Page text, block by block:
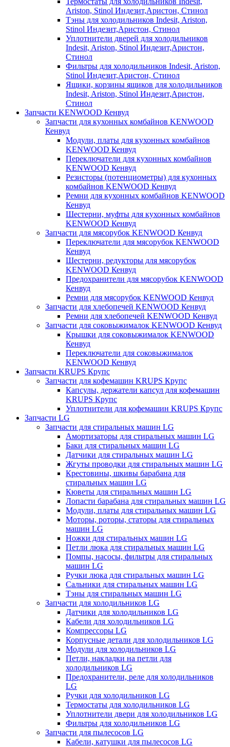
Ariston, Stinol Индезит,Аристон, Стинол
Тэны для холодильников Indesit, Ariston,
Stinol Индезит,Аристон, Стинол
Уплотнители дверей для холодильников
Indesit, Ariston, Stinol Индезит,Аристон,
Стинол
Фильтры для холодильников Indesit, Ariston,
Stinol Индезит,Аристон, Стинол
Ящики, корзины ящиков для холодильников
Indesit, Ariston, Stinol Индезит,Аристон,
Стинол
Запчасти KENWOOD Кенвуд
Запчасти для кухонных комбайнов KENWOOD
Кенвуд
Модули, платы для кухонных комбайнов
KENWOOD Кенвуд
Переключатели для кухонных комбайнов
KENWOOD Кенвуд
Резисторы (потенциометры) для кухонных
комбайнов KENWOOD Кенвуд
Ремни для кухонных комбайнов KENWOOD
Кенвуд
Шестерни, муфты для кухонных комбайнов
KENWOOD Кенвуд
Запчасти для мясорубок KENWOOD Кенвуд
Переключатели для мясорубок KENWOOD
Кенвуд
Шестерни, редукторы для мясорубок
KENWOOD Кенвуд
Предохранители для мясорубок KENWOOD
Кенвуд
Ремни для мясорубок KENWOOD Кенвуд
Запчасти для хлебопечей KENWOOD Кенвуд
Ремни для хлебопечей KENWOOD Кенвуд
Запчасти для соковыжималок KENWOOD Кенвуд
Крышки для соковыжималок KENWOOD
Кенвуд
Переключатели для соковыжималок
KENWOOD Кенвуд
Запчасти KRUPS Крупс
Запчасти для кофемашин KRUPS Крупс
Капсулы, держатели капсул для кофемашин
KRUPS Крупс
Уплотнители для кофемашин KRUPS Крупс
Запчасти LG
Запчасти для стиральных машин LG
Амортизаторы для стиральных машин LG
Баки для стиральных машин LG
Датчики для стиральных машин LG
Жгуты проводки для стиральных машин LG
Крестовины, шкивы барабана для
стиральных машин LG
Кюветы для стиральных машин LG
Лопасти барабана для стиральных машин LG
Модули, платы для стиральных машин LG
Моторы, роторы, статоры для стиральных
машин LG
Ножки для стиральных машин LG
Петли люка для стиральных машин LG
Помпы, насосы, фильтры для стиральных
машин LG
Ручки люка для стиральных машин LG
Сальники для стиральных машин LG
Тэны для стиральных машин LG
Запчасти для холодильников LG
Датчики для холодильников LG
Кабели для холодильников LG
Компрессоры LG
Корпусные детали для холодильников LG
Модули для холодильников LG
Петли, накладки на петли для
холодильников LG
Предохранители, реле для холодильников
LG
Ручки для холодильников LG
Термостаты для холодильников LG
Уплотнители двери для холодильников LG
Фильтры для холодильников LG
Запчасти для пылесосов LG
Кабели, катушки для пылесосов LG